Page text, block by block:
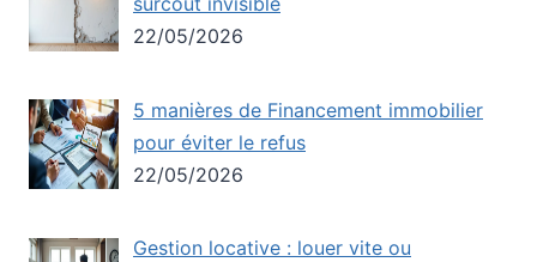
22/05/2026
5 manières de Financement immobilier
pour éviter le refus
22/05/2026
Gestion locative : louer vite ou